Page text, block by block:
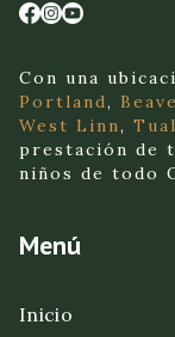
Con una
Portland,
West Linn,
prestación de
niños de todo
Menú
Inicio